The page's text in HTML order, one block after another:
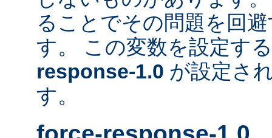
ることでその問題を回
す。 この変数を設定す
response-1.0 が設定さ
す。